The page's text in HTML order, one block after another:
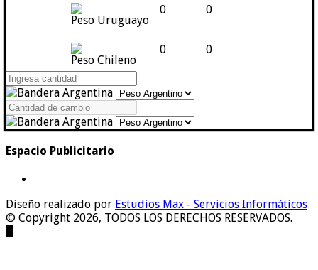
Peso Uruguayo
0 0
Peso Chileno
0 0
Espacio Publicitario
Diseño realizado por Estudios Max - Servicios Informáticos
© Copyright 2026, TODOS LOS DERECHOS RESERVADOS.